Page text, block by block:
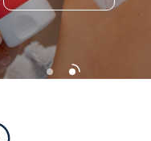
DISCOVER NOW